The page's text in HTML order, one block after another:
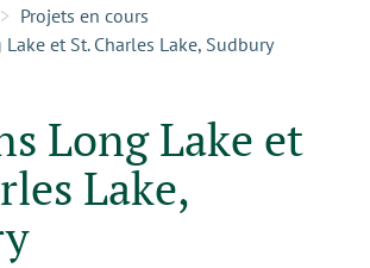
Projets en cours
et St. Charles Lake, Sudbury
Long Lake et
Lake,